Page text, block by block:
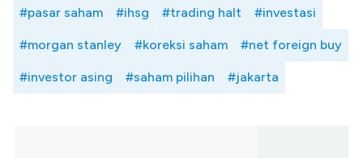
#pasar saham #ihsg #trading halt #investasi
#morgan stanley #koreksi saham #net foreign buy
#investor asing #saham pilihan #jakarta